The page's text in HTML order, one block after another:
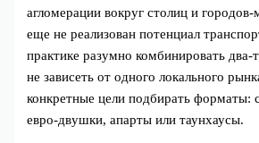
агломерации вокруг столиц и
еще не реализован потенциал
практике разумно комбинировать
не зависеть от одного локального
конкретные цели подбирать форматы:
евро‑двушки, апарты или таунхаусы.